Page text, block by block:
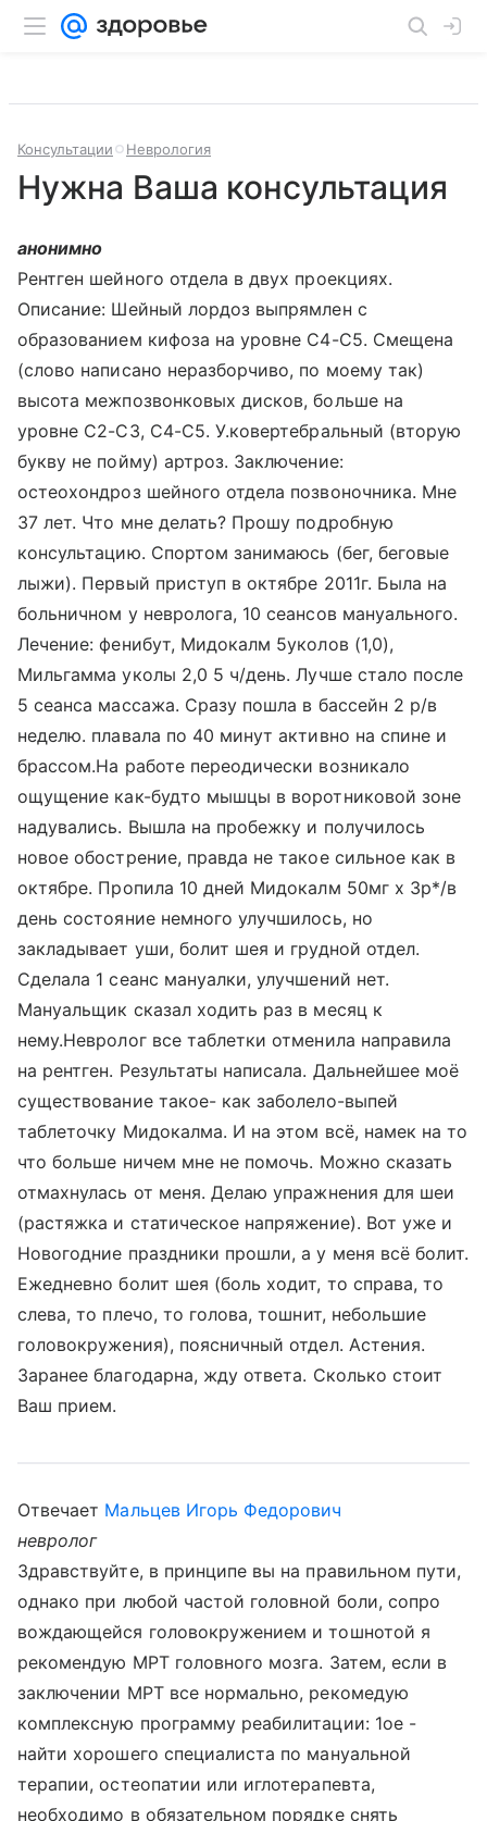
Консультации Неврология
Нужна Ваша консультация
анонимно
Рентген шейного отдела в двух проекциях.
Описание: Шейный лордоз выпрямлен с
образованием кифоза на уровне С4-С5. Смещена
(слово написано неразборчиво, по моему так)
высота межпозвонковых дисков, больше на
уровне С2-С3, С4-С5. У.ковертебральный (вторую
букву не пойму) артроз. Заключение:
остеохондроз шейного отдела позвоночника. Мне
37 лет. Что мне делать? Прошу подробную
консультацию. Спортом занимаюсь (бег, беговые
лыжи). Первый приступ в октябре 2011г. Была на
больничном у невролога, 10 сеансов мануального.
Лечение: фенибут, Мидокалм 5уколов (1,0),
Мильгамма уколы 2,0 5 ч/день. Лучше стало после
5 сеанса массажа. Сразу пошла в бассейн 2 р/в
неделю. плавала по 40 минут активно на спине и
брассом.На работе переодически возникало
ощущение как-будто мышцы в воротниковой зоне
надувались. Вышла на пробежку и получилось
новое обострение, правда не такое сильное как в
октябре. Пропила 10 дней Мидокалм 50мг х 3р*/в
день состояние немного улучшилось, но
закладывает уши, болит шея и грудной отдел.
Сделала 1 сеанс мануалки, улучшений нет.
Мануальщик сказал ходить раз в месяц к
нему.Невролог все таблетки отменила направила
на рентген. Результаты написала. Дальнейшее моё
существование такое- как заболело-выпей
таблеточку Мидокалма. И на этом всё, намек на то
что больше ничем мне не помочь. Можно сказать
отмахнулась от меня. Делаю упражнения для шеи
(растяжка и статическое напряжение). Вот уже и
Новогодние праздники прошли, а у меня всё болит.
Ежедневно болит шея (боль ходит, то справа, то
слева, то плечо, то голова, тошнит, небольшие
головокружения), поясничный отдел. Астения.
Заранее благодарна, жду ответа. Сколько стоит
Ваш прием.
Отвечает Мальцев Игорь Федорович
невролог
Здравствуйте, в принципе вы на правильном пути,
однако при любой частой головной боли, сопро
вождающейся головокружением и тошнотой я
рекомендую МРТ головного мозга. Затем, если в
заключении МРТ все нормально, рекомедую
комплексную программу реабилитации: 1ое -
найти хорошего специалиста по мануальной
терапии, остеопатии или иглотерапевта,
необходимо в обязательном порядке снять